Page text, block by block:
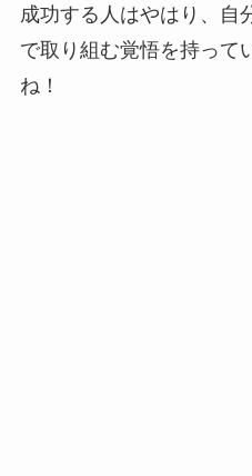
成功する人はやはり、自
で取り組む覚悟を持って
ね！